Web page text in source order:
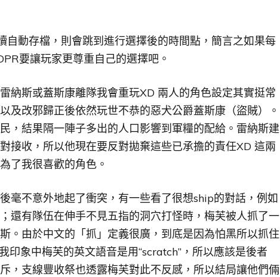
動存檔，則會跳到進行選擇後的時間點，簡言之如果每
要讓玩家更尊重自己的選擇吧。
納斯或蓋斯康離隊我會重玩XD 兩人的角色設定其實挺常
及改邪歸正後依然玩世不恭的惡犬公爵蓋斯康（盜賊）。
，結果隔一陣子多出的人口影響到軍糧的配給。雷納斯建
接收，所以他現在要反對拋棄這些已承擔的責任XD 這兩
了我很喜歡的角色。
毫不意外地起了衝突，有一些看了很想ship的對話，例如
還有隊伍在伸手不見五指的洞穴打怪時，梅芙被人抓了一
。由於中文的「抓」定義很廣，到底是因為怕黑所以抓住
象中梅芙的英文語音是用“scratch”，所以應該是後者
，支線豐收祭也透露梅芙對此不反感，所以結局讓他們倆